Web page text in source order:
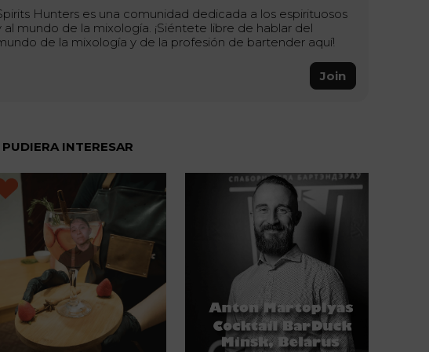
Hunters es una comunidad dedicada a los espirituosos
al mundo de la mixología. ¡Siéntete libre de hablar del
de la mixología y de la profesión de bartender aquí!
Join
INTERESAR